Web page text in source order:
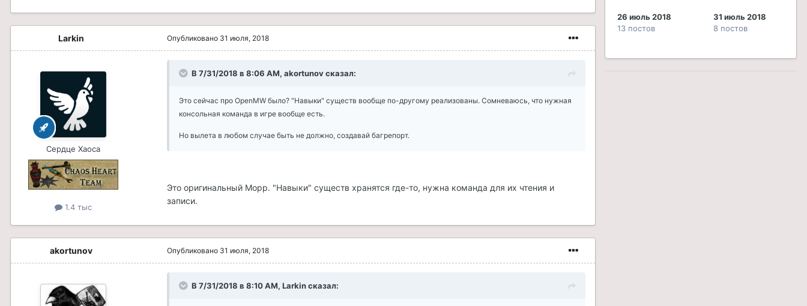
Larkin
Сердце Хаоса
1.4 тыс
Опубликовано 31 июля, 2018
В 7/31/2018 в 8:06 AM, akortunov сказал:
Это сейчас про OpenMW было? "Навыки" существ вообще по-другому реализованы. Сомневаюсь, что нужная
консольная команда в игре вообще есть.
Но вылета в любом случае быть не должно, создавай багрепорт.
Это оригинальный Морр. "Навыки" существ хранятся где-то, нужна команда для их чтения и
записи.
akortunov Опубликовано 31 июля, 2018
В 7/31/2018 в 8:10 AM, Larkin сказал:
26 июль 2018
13 постов
31 июль 2018
8 постов